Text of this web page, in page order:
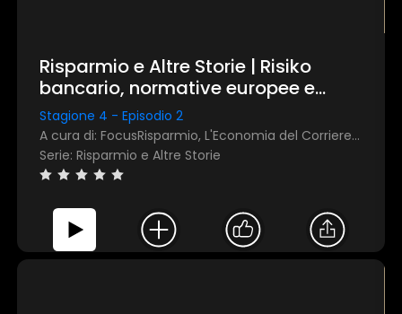
Risparmio e Altre Storie | Risiko
bancario, normative europee e
tecnologia: rassegna stampa di
ottobre 2025
Stagione 4 - Episodio 2
A cura di: FocusRisparmio, L'Economia del Corriere della Sera
Serie: Risparmio e Altre Storie